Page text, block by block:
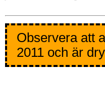
Observera att
2011 och är